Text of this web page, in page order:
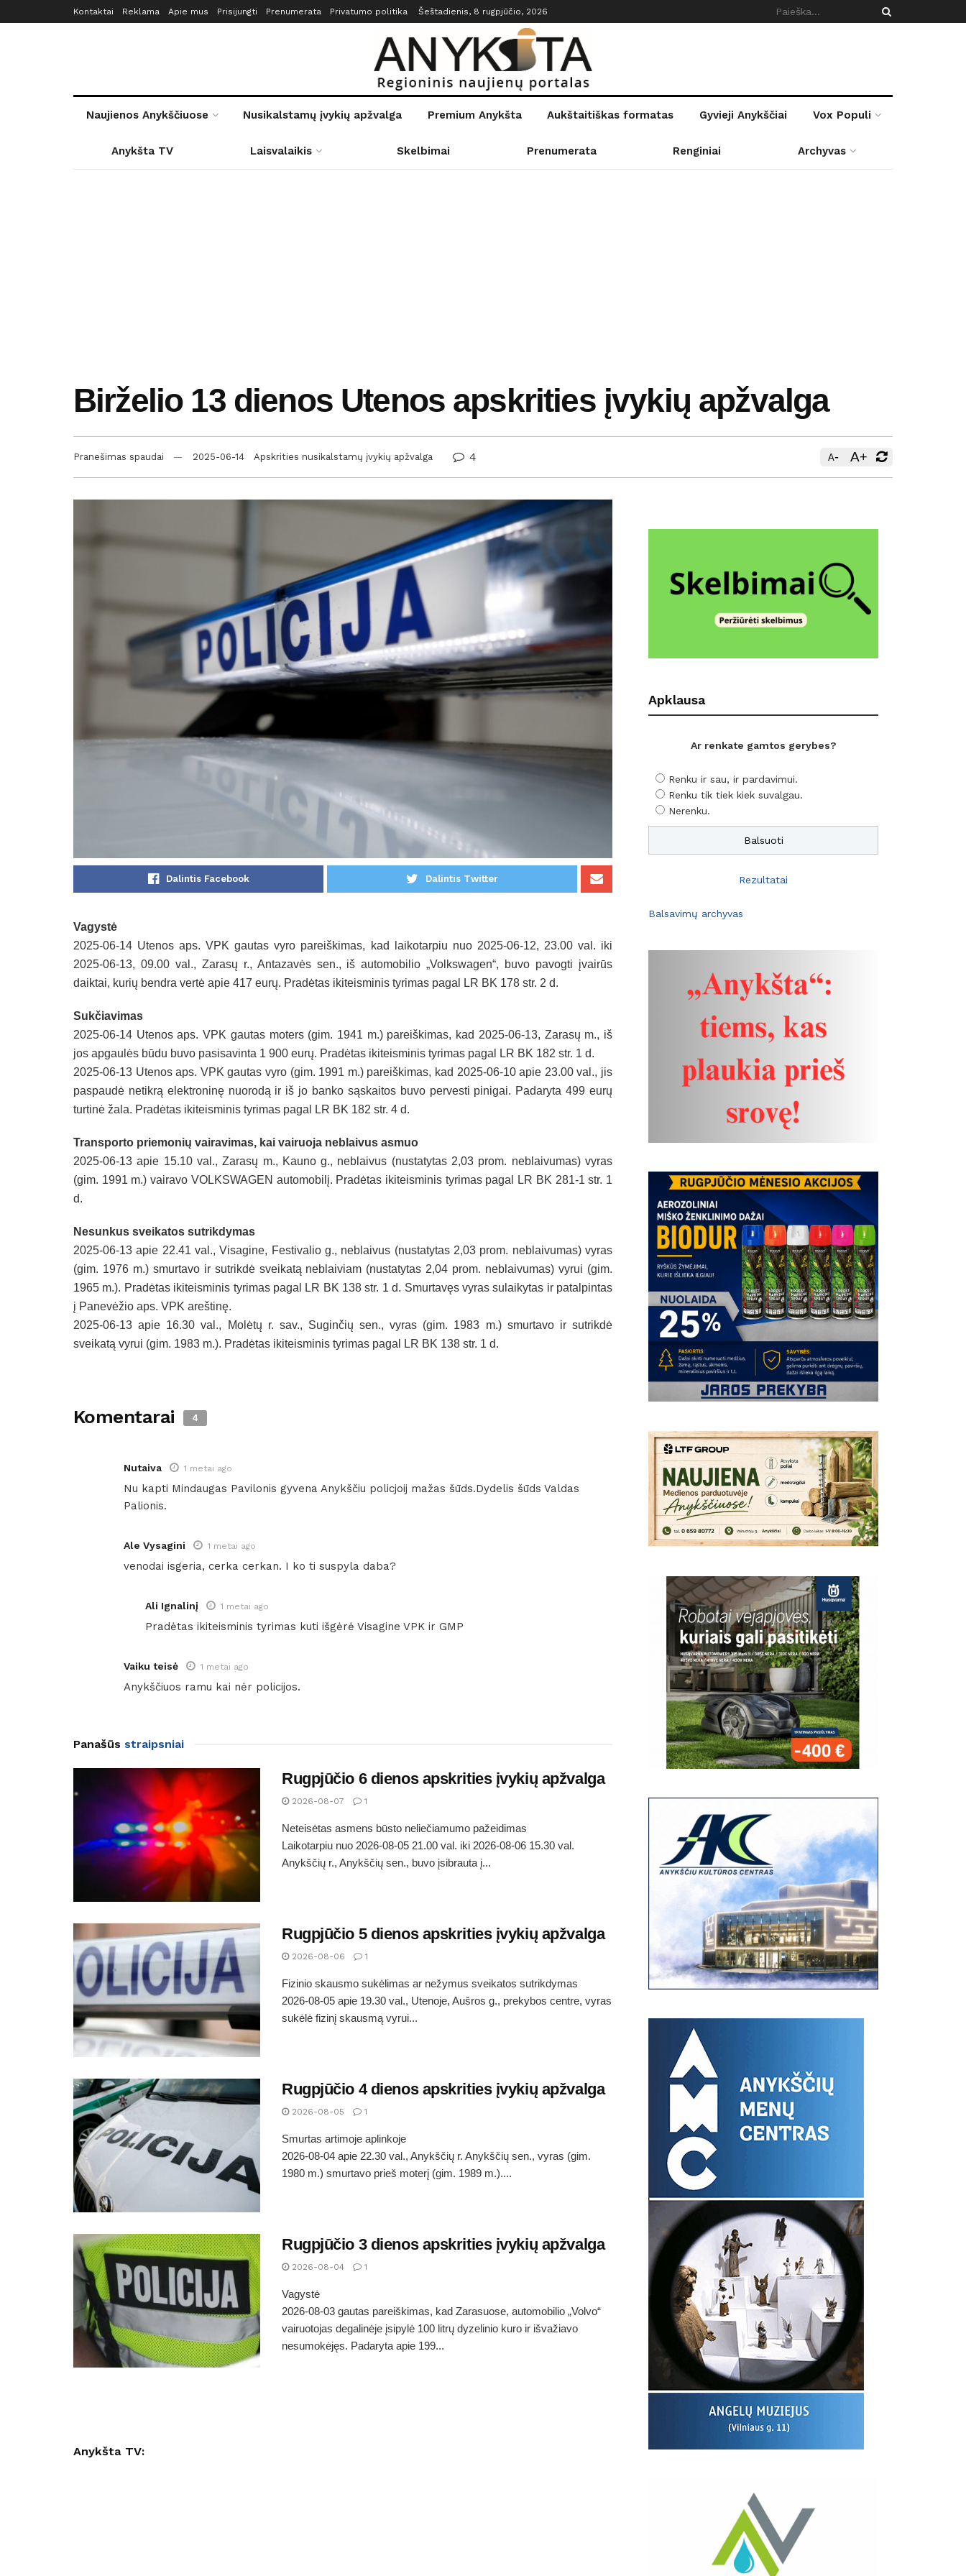
Kontaktai Reklama Apie mus Prisijungti Prenumerata Privatumo politika Šeštadienis, 8 rugpjūčio, 2026
Naujienos Anykščiuose Nusikalstamų įvykių apžvalga Premium Anykšta Aukštaitiškas formatas Gyvieji Anykščiai Vox Populi
Anykšta TV Laisvalaikis Skelbimai Prenumerata Renginiai Archyvas
Birželio 13 dienos Utenos apskrities įvykių apžvalga
Pranešimas spaudai 2025-06-14 Apskrities nusikalstamų įvykių apžvalga 4 A- A+
Dalintis Facebook Dalintis Twitter
Vagystė
2025-06-14 Utenos aps. VPK gautas vyro pareiškimas, kad laikotarpiu nuo 2025-06-12, 23.00 val. iki
2025-06-13, 09.00 val., Zarasų r., Antazavės sen., iš automobilio „Volkswagen“, buvo pavogti įvairūs
daiktai, kurių bendra vertė apie 417 eurų. Pradėtas ikiteisminis tyrimas pagal LR BK 178 str. 2 d.
Sukčiavimas
2025-06-14 Utenos aps. VPK gautas moters (gim. 1941 m.) pareiškimas, kad 2025-06-13, Zarasų m., iš
jos apgaulės būdu buvo pasisavinta 1 900 eurų. Pradėtas ikiteisminis tyrimas pagal LR BK 182 str. 1 d.
2025-06-13 Utenos aps. VPK gautas vyro (gim. 1991 m.) pareiškimas, kad 2025-06-10 apie 23.00 val., jis
paspaudė netikrą elektroninę nuorodą ir iš jo banko sąskaitos buvo pervesti pinigai. Padaryta 499 eurų
turtinė žala. Pradėtas ikiteisminis tyrimas pagal LR BK 182 str. 4 d.
Transporto priemonių vairavimas, kai vairuoja neblaivus asmuo
2025-06-13 apie 15.10 val., Zarasų m., Kauno g., neblaivus (nustatytas 2,03 prom. neblaivumas) vyras
(gim. 1991 m.) vairavo VOLKSWAGEN automobilį. Pradėtas ikiteisminis tyrimas pagal LR BK 281-1 str. 1
d.
Nesunkus sveikatos sutrikdymas
2025-06-13 apie 22.41 val., Visagine, Festivalio g., neblaivus (nustatytas 2,03 prom. neblaivumas) vyras
(gim. 1976 m.) smurtavo ir sutrikdė sveikatą neblaiviam (nustatytas 2,04 prom. neblaivumas) vyrui (gim.
1965 m.). Pradėtas ikiteisminis tyrimas pagal LR BK 138 str. 1 d. Smurtavęs vyras sulaikytas ir patalpintas
į Panevėžio aps. VPK areštinę.
2025-06-13 apie 16.30 val., Molėtų r. sav., Suginčių sen., vyras (gim. 1983 m.) smurtavo ir sutrikdė
sveikatą vyrui (gim. 1983 m.). Pradėtas ikiteisminis tyrimas pagal LR BK 138 str. 1 d.
Komentarai 4
Nutaiva 1 metai ago
Nu kapti Mindaugas Pavilonis gyvena Anykščiu policjoij mažas šūds.Dydelis šūds Valdas
Palionis.
Ale Vysagini 1 metai ago
venodai isgeria, cerka cerkan. I ko ti suspyla daba?
Ali Ignalinį 1 metai ago
Pradėtas ikiteisminis tyrimas kuti išgėrė Visagine VPK ir GMP
Vaiku teisė 1 metai ago
Anykščiuos ramu kai nėr policijos.
Panašūs straipsniai
Rugpjūčio 6 dienos apskrities įvykių apžvalga
2026-08-07 1
Neteisėtas asmens būsto neliečiamumo pažeidimas
Laikotarpiu nuo 2026-08-05 21.00 val. iki 2026-08-06 15.30 val.
Anykščių r., Anykščių sen., buvo įsibrauta į...
Rugpjūčio 5 dienos apskrities įvykių apžvalga
2026-08-06 1
Fizinio skausmo sukėlimas ar nežymus sveikatos sutrikdymas
2026-08-05 apie 19.30 val., Utenoje, Aušros g., prekybos centre, vyras
sukėlė fizinį skausmą vyrui...
Rugpjūčio 4 dienos apskrities įvykių apžvalga
2026-08-05 1
Smurtas artimoje aplinkoje
2026-08-04 apie 22.30 val., Anykščių r. Anykščių sen., vyras (gim.
1980 m.) smurtavo prieš moterį (gim. 1989 m.)....
Rugpjūčio 3 dienos apskrities įvykių apžvalga
2026-08-04 1
Vagystė
2026-08-03 gautas pareiškimas, kad Zarasuose, automobilio „Volvo“
vairuotojas degalinėje įsipylė 100 litrų dyzelinio kuro ir išvažiavo
nesumokėjęs. Padaryta apie 199...
Anykšta TV:
Apklausa
Ar renkate gamtos gerybes?
Renku ir sau, ir pardavimui.
Renku tik tiek kiek suvalgau.
Nerenku.
Rezultatai
Balsavimų archyvas